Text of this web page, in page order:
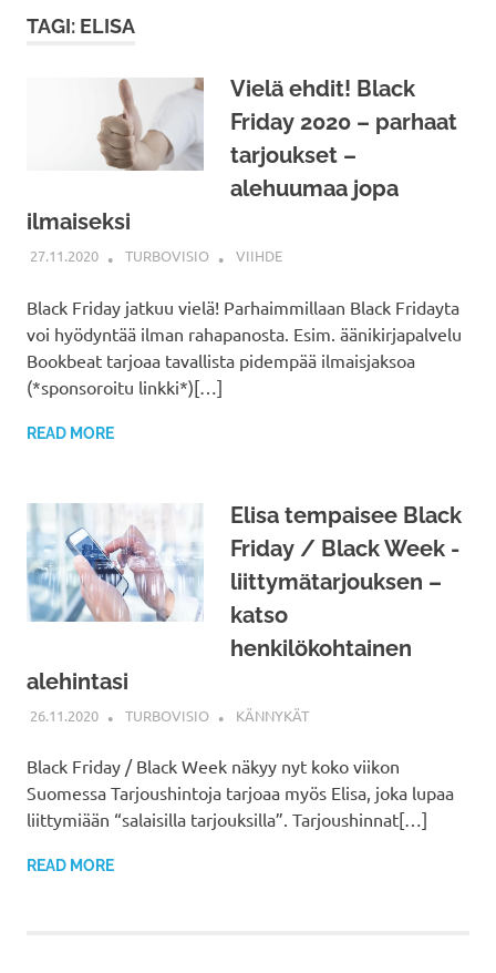
TAGI: ELISA
Vielä ehdit! Black
Friday 2020 – parhaat
tarjoukset –
alehuumaa jopa
ilmaiseksi
27.11.2020 TURBOVISIO VIIHDE
Black Friday jatkuu vielä! Parhaimmillaan Black Fridayta
voi hyödyntää ilman rahapanosta. Esim. äänikirjapalvelu
Bookbeat tarjoaa tavallista pidempää ilmaisjaksoa
(*sponsoroitu linkki*)[…]
READ MORE
Elisa tempaisee Black
Friday / Black Week -
liittymätarjouksen –
katso
henkilökohtainen
alehintasi
26.11.2020 TURBOVISIO KÄNNYKÄT
Black Friday / Black Week näkyy nyt koko viikon
Suomessa Tarjoushintoja tarjoaa myös Elisa, joka lupaa
liittymiään “salaisilla tarjouksilla”. Tarjoushinnat[…]
READ MORE